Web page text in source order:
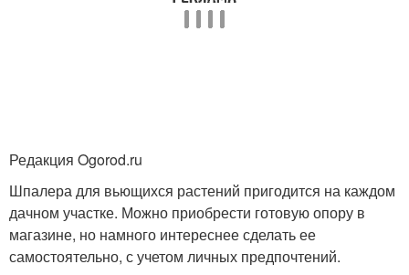
Редакция Ogorod.ru
Шпалера для вьющихся растений пригодится на каждом
дачном участке. Можно приобрести готовую опору в
магазине, но намного интереснее сделать ее
самостоятельно, с учетом личных предпочтений.